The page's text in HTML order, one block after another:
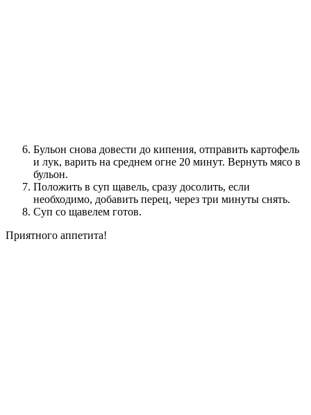
Бульон снова довести до кипения, отправить картофель
и лук, варить на среднем огне 20 минут. Вернуть мясо в
бульон.
Положить в суп щавель, сразу досолить, если
необходимо, добавить перец, через три минуты снять.
Суп со щавелем готов.
Приятного аппетита!